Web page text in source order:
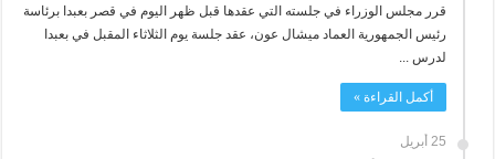
قرر مجلس الوزراء في جلسته التي عقدها قبل ظهر اليوم في قصر بعبدا برئاسة
رئيس الجمهورية العماد ميشال عون، عقد جلسة يوم الثلاثاء المقبل في بعبدا
لدرس ...
أكمل القراءة »
25 أبريل